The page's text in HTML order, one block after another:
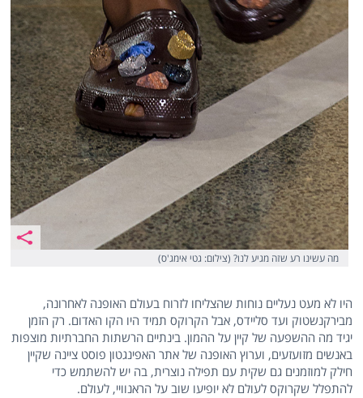
מה עשינו רע שזה מגיע לנו? (צילום: גטי אימג'ס)
היו לא מעט נעליים נוחות שהצליחו לזרוח בעולם האופנה לאחרונה,
מבירקנשטוק ועד סליידס, אבל הקרוקס תמיד היו הקו האדום. רק הזמן
יגיד מה ההשפעה של קיין על ההמון. בינתיים הרשתות החברתיות מוצפות
באנשים מזועזעים, וערוץ האופנה של אתר האפינגטון פוסט ציינה שקיין
חילק למוזמנים גם שקית עם תפילה נוצרית, בה יש להשתמש כדי
להתפלל שקרוקס לעולם לא יופיעו שוב על הראנוויי, לעולם.